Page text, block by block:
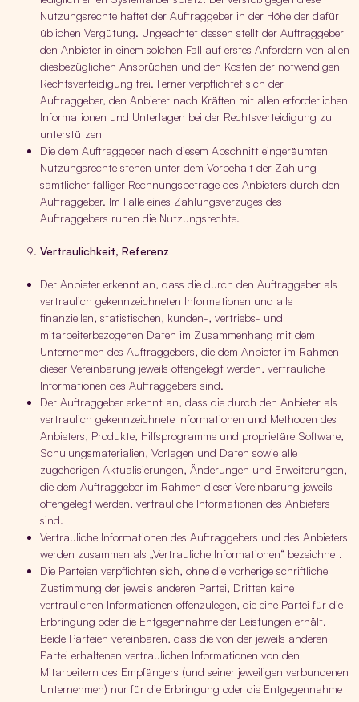
Nutzungsrechte haftet der Auftraggeber in der Höhe der dafür
üblichen Vergütung. Ungeachtet dessen stellt der Auftraggeber
den Anbieter in einem solchen Fall auf erstes Anfordern von allen
diesbezüglichen Ansprüchen und den Kosten der notwendigen
Rechtsverteidigung frei. Ferner verpflichtet sich der
Auftraggeber, den Anbieter nach Kräften mit allen erforderlichen
Informationen und Unterlagen bei der Rechtsverteidigung zu
unterstützen
Die dem Auftraggeber nach diesem Abschnitt eingeräumten
Nutzungsrechte stehen unter dem Vorbehalt der Zahlung
sämtlicher fälliger Rechnungsbeträge des Anbieters durch den
Auftraggeber. Im Falle eines Zahlungsverzuges des
Auftraggebers ruhen die Nutzungsrechte.
Vertraulichkeit, Referenz
Der Anbieter erkennt an, dass die durch den Auftraggeber als
vertraulich gekennzeichneten Informationen und alle
finanziellen, statistischen, kunden-, vertriebs- und
mitarbeiterbezogenen Daten im Zusammenhang mit dem
Unternehmen des Auftraggebers, die dem Anbieter im Rahmen
dieser Vereinbarung jeweils offengelegt werden, vertrauliche
Informationen des Auftraggebers sind.
Der Auftraggeber erkennt an, dass die durch den Anbieter als
vertraulich gekennzeichnete Informationen und Methoden des
Anbieters, Produkte, Hilfsprogramme und proprietäre Software,
Schulungsmaterialien, Vorlagen und Daten sowie alle
zugehörigen Aktualisierungen, Änderungen und Erweiterungen,
die dem Auftraggeber im Rahmen dieser Vereinbarung jeweils
offengelegt werden, vertrauliche Informationen des Anbieters
sind.
Vertrauliche Informationen des Auftraggebers und des Anbieters
werden zusammen als „Vertrauliche Informationen“ bezeichnet.
Die Parteien verpflichten sich, ohne die vorherige schriftliche
Zustimmung der jeweils anderen Partei, Dritten keine
vertraulichen Informationen offenzulegen, die eine Partei für die
Erbringung oder die Entgegennahme der Leistungen erhält.
Beide Parteien vereinbaren, dass die von der jeweils anderen
Partei erhaltenen vertraulichen Informationen von den
Mitarbeitern des Empfängers (und seiner jeweiligen verbundenen
Unternehmen) nur für die Erbringung oder die Entgegennahme